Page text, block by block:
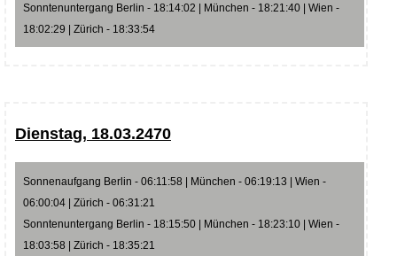
Sonntenuntergang Berlin - 18:14:02 | München - 18:21:40 | Wien -
18:02:29 | Zürich - 18:33:54
Dienstag, 18.03.2470
Sonnenaufgang Berlin - 06:11:58 | München - 06:19:13 | Wien -
06:00:04 | Zürich - 06:31:21
Sonntenuntergang Berlin - 18:15:50 | München - 18:23:10 | Wien -
18:03:58 | Zürich - 18:35:21